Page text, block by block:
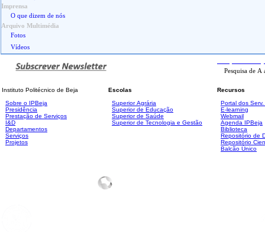
Imprensa
O que dizem de nós
Arquivo Multimédia
Fotos
Vídeos
Instituto Politécnico de Beja
Sobre o IPBeja
Presidência
Prestação de Serviços
I&D
Departamentos
Serviços
Projetos
Escolas
Superior Agrária
Superior de Educação
Superior de Saúde
Superior de Tecnologia e Gestão
Recursos
Portal dos
E-learning
Webmail
Agenda IPBeja
Biblioteca
Repositório de
Repositório
Balcão Único